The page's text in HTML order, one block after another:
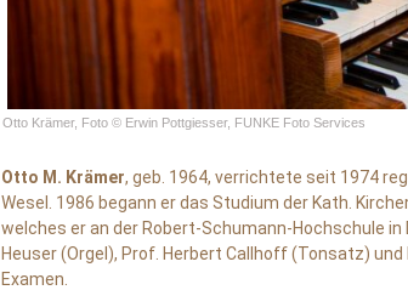
Otto Krämer, Foto © Erwin Pottgiesser, FUNKE Foto Services
Otto M. Krämer, geb. 1964, verrichtete seit 1974
Wesel. 1986 begann er das Studium der Kath.
welches er an der Robert-Schumann-Hochschule
Heuser (Orgel), Prof. Herbert Callhoff (Tonsatz)
Examen.